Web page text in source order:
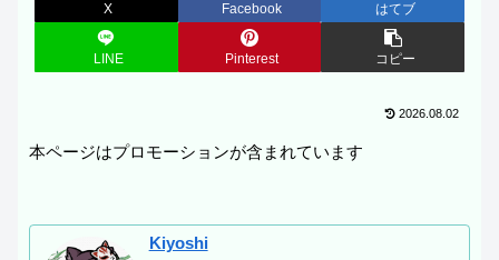
X Facebook はてブ
LINE Pinterest コピー
2026.08.02
本ページはプロモーションが含まれています
Kiyoshi